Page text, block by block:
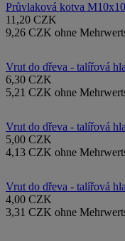
Průvlaková kotva
11,20 CZK
9,26 CZK ohne
Vrut do dřeva - talířová
6,30 CZK
5,21 CZK ohne
Vrut do dřeva - talířová
5,00 CZK
4,13 CZK ohne
Vrut do dřeva - talířová
4,00 CZK
3,31 CZK ohne